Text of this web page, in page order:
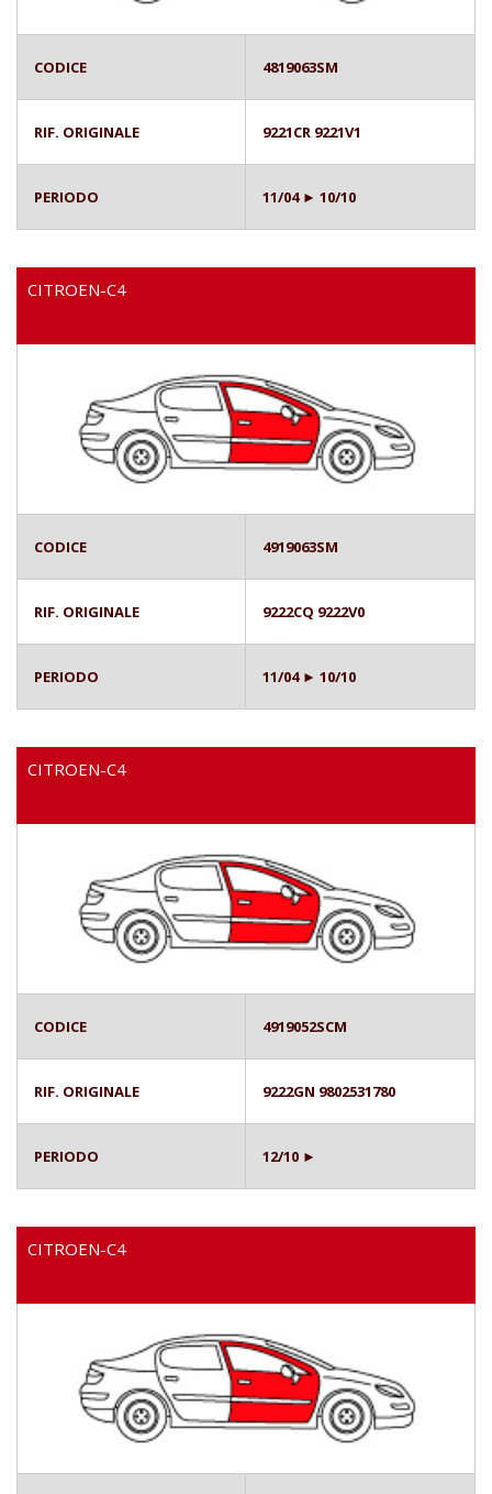
CODICE 4819063SM
RIF. ORIGINALE 9221CR 9221V1
PERIODO 11/04 ► 10/10
CITROEN-C4
CODICE 4919063SM
RIF. ORIGINALE 9222CQ 9222V0
PERIODO 11/04 ► 10/10
CITROEN-C4
CODICE 4919052SCM
RIF. ORIGINALE 9222GN 9802531780
PERIODO 12/10 ►
CITROEN-C4